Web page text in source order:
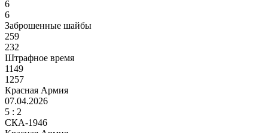
6
6
Заброшенные шайбы
259
232
Штрафное время
1149
1257
Красная Армия
07.04.2026
5 : 2
СКА-1946